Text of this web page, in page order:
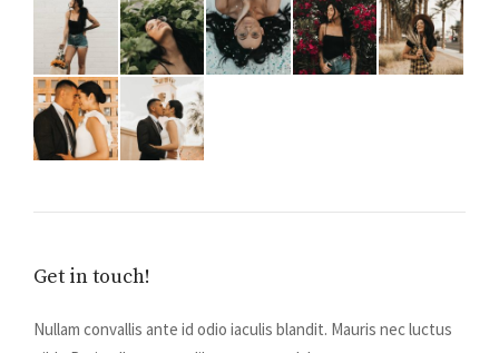
Get in touch!
Nullam convallis ante id odio iaculis blandit. Mauris nec luctus